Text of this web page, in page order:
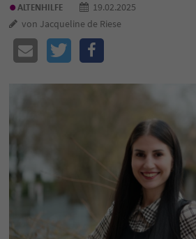
•ALTENHILFE
19.02.2025
von Jacqueline de Riese